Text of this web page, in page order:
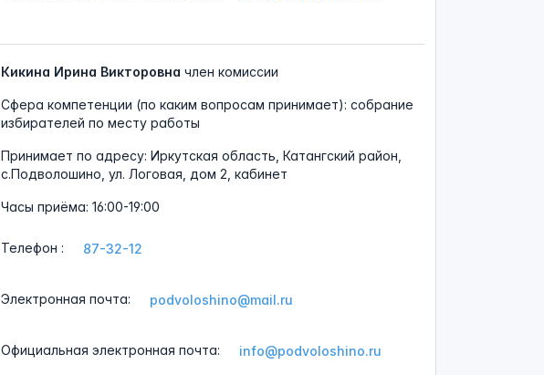
Кикина Ирина Викторовна член комиссии
Сфера компетенции (по каким вопросам принимает): собрание
избирателей по месту работы
Принимает по адресу:Иркутская область, Катангский район,
с.Подволошино, ул. Логовая, дом 2, кабинет
Часыприёма: 16:00-19:00
Телефон : 87-32-12
Электроннаяпочта: podvoloshino@mail.ru
Официальнаяэлектронная почта: info@podvoloshino.ru